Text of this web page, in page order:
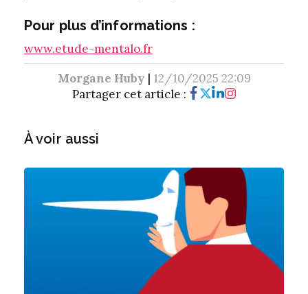
Pour plus d’informations :
www.etude-mentalo.fr
Morgane Huby | 12/10/2025 22:09
Partager cet article :
À voir aussi